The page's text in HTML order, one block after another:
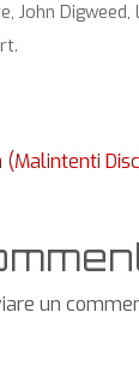
,John Digweed,
.
(Malintenti
un